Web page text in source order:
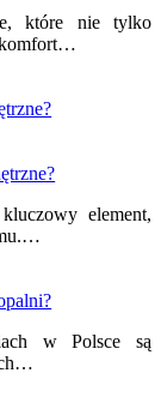
które nie tylko
komfort…
element,
w Polsce są